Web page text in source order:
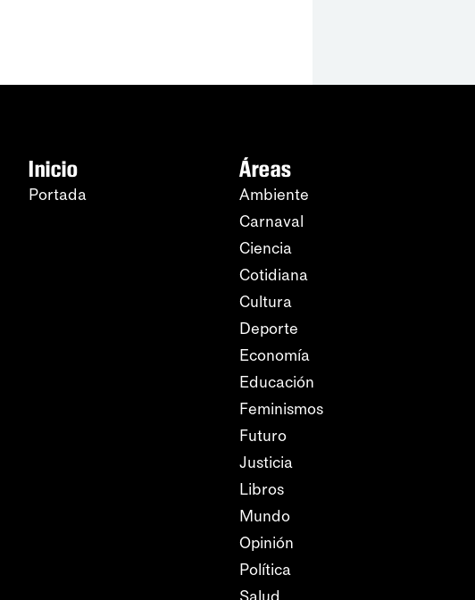
Inicio
Portada
Áreas
Ambiente
Carnaval
Ciencia
Cotidiana
Cultura
Deporte
Economía
Educación
Feminismos
Futuro
Justicia
Libros
Mundo
Opinión
Política